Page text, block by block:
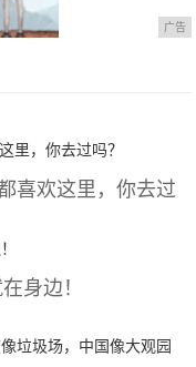
广告
喜欢这里，你去过
身边！